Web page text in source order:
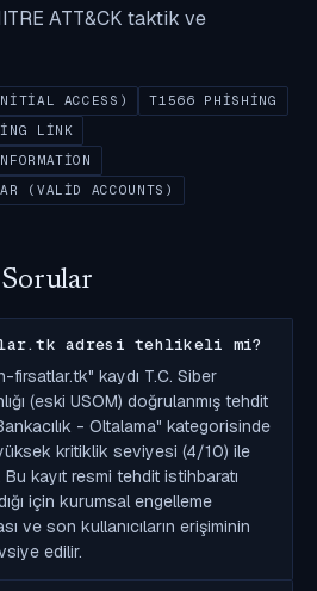
ATT&CK taktik ve
ACCESS)
T1566 PHISHING
LINK
(VALID ACCOUNTS)
adresi tehlikeli mi?
firsatlar.tk" kaydı T.C. Siber
(eski USOM) doğrulanmış tehdit
- Oltalama" kategorisinde
kritiklik seviyesi (4/10) ile
Bu kayıt resmi tehdit istihbaratı
için kurumsal engelleme
ve son kullanıcıların erişiminin
edilir.